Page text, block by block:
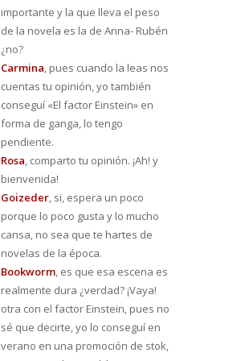
importante y la que lleva el peso
de la novela es la de Anna- Rubén
¿no?
Carmina, pues cuando la leas nos
cuentas tu opinión, yo también
conseguí «El factor Einstein» en
forma de ganga, lo tengo
pendiente.
Rosa, comparto tu opinión. ¡Ah! y
bienvenida!
Goizeder, si, espera un poco
porque lo poco gusta y lo mucho
cansa, no sea que te hartes de
novelas de la época.
Bookworm, es que esa escena es
realmente dura ¿verdad? ¡Vaya!
otra con el factor Einstein, pues no
sé que decirte, yo lo conseguí en
verano en una promoción de stok,